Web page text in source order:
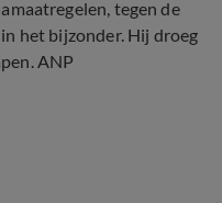
tegen de
het bijzonder. Hij droeg
ANP